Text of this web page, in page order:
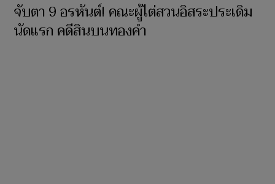
จับตา 9 อรหันต์! คณะผู้ไต่สวนอิสระประเดิม
นัดแรก คดีสินบนทองคำ